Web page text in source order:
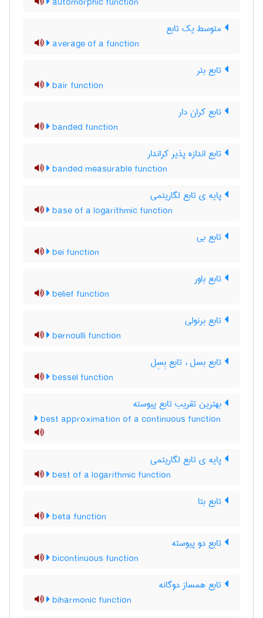
متوسط یک تابع
average of a function
تابع بئر
bair function
تابع کران دار
banded function
تابع اندازه پذیر کراندار
banded measurable function
پایه ی تابع لگاریتمی
base of a logarithmic function
تابع بی
bei function
تابع باور
belief function
تابع برنولی
bernoulli function
تابع بسل ، تابع بِسِل
bessel function
بهترین تقریب تابع پیوسته
best approximation of a continuous function
پایه ی تابع لگاریتمی
best of a logarithmic function
تابع بتا
beta function
تابع دو پیوسته
bicontinuous function
تابع همساز دوگانه
biharmonic function